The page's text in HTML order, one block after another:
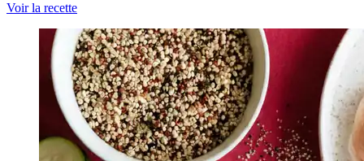
Voir la recette